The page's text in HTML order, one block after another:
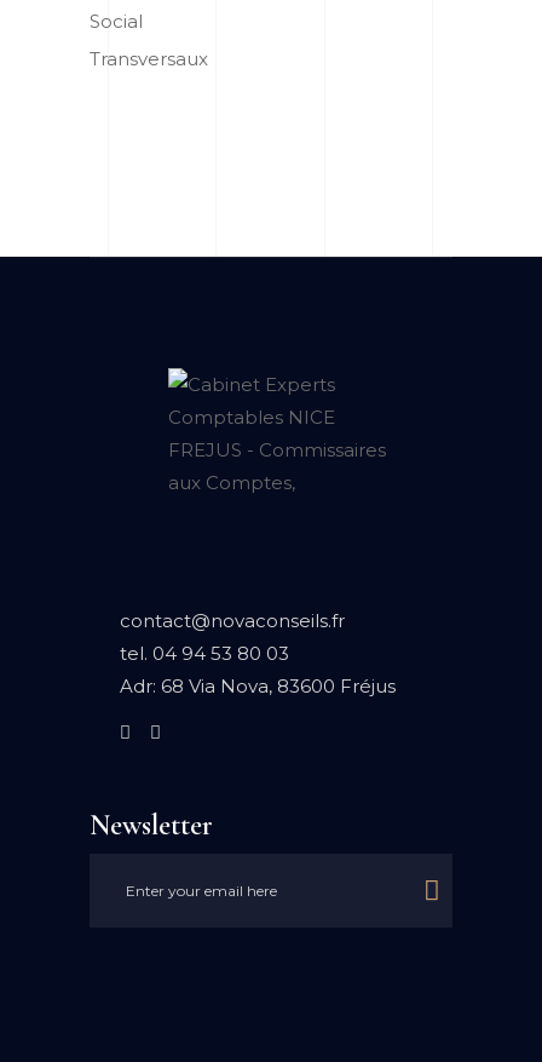
Social
Transversaux
contact@novaconseils.fr
tel. 04 94 53 80 03
Adr: 68 Via Nova, 83600 Fréjus
Newsletter
